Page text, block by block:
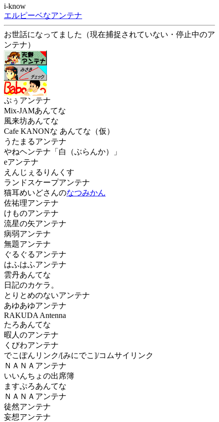
i-know
エルピーベなアンテナ
お世話になってました（現在捕捉されていない・停止中のア
ンテナ）
ぷぅアンテナ
Mix-JAMあんてな
風来坊あんてな
Cafe KANONな あんてな（仮）
うたまるアンテナ
やねヘンテナ「白（ぶらんか）」
eアンテナ
えんじぇるりんくす
ランドスケープアンテナ
猫耳めいどさんのなつみかん
佐祐理アンテナ
けものアンテナ
流星の矢アンテナ
病弱アンテナ
無題アンテナ
ぐるぐるアンテナ
はふはふアンテナ
雲丹あんてな
日記のカケラ。
とりとめのないアンテナ
あゆあゆアンテナ
RAKUDA Antenna
たろあんてな
暇人のアンテナ
くびわアンテナ
でこぽんリンク/[みにでこ]/コムサイリンク
ＮＡＮＡアンテナ
いいんちょの出席簿
ますぷろあんてな
ＮＡＮＡアンテナ
徒然アンテナ
妄想アンテナ